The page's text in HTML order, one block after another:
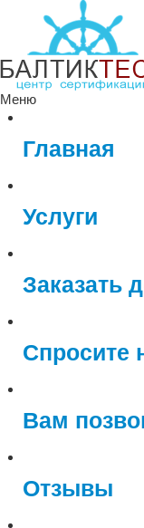
Меню
Главная
Услуги
Заказать
Спросите
Вам
Отзывы